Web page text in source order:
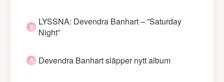
LYSSNA: Devendra Banhart – ”Saturday
Night”
Devendra Banhart släpper nytt album